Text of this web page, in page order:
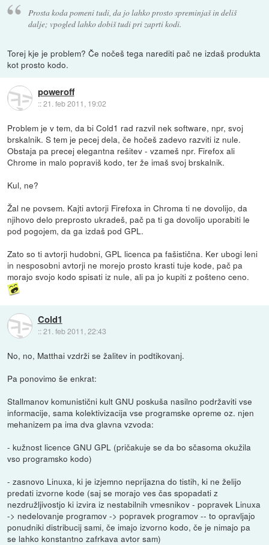
Prosta koda pomeni tudi, da jo lahko prosto spreminjaš in deliš
dalje; vpogled lahko dobiš tudi pri zaprti kodi.
Torej kje je problem? Če nočeš tega narediti pač ne izdaš produkta
kot prosto kodo.
poweroff
::21. feb 2011, 19:02
Problem je v tem, da bi Cold1 rad razvil nek software, npr, svoj
brskalnik. S tem je pecej dela, če hočeš zadevo razviti iz nule.
Obstaja pa precej elegantna rešitev - vzameš npr. Firefox ali
Chrome in malo popraviš kodo, ter že imaš svoj brskalnik.
Kul, ne?
Žal ne povsem. Kajti avtorji Firefoxa in Chroma ti ne dovolijo, da
njihovo delo preprosto ukradeš, pač pa ti ga dovolijo uporabiti le
pod pogojem, da ga izdaš pod GPL.
Zato so ti avtorji hudobni, GPL licenca pa fašistična. Ker ubogi leni
in nesposobni avtorji ne morejo prosto krasti tuje kode, pač pa
morajo svojo kodo spisati iz nule, ali pa jo kupiti z pošteno ceno.
Cold1
::21. feb 2011, 22:43
No, no, Matthai vzdrži se žalitev in podtikovanj.
Pa ponovimo še enkrat:
Stallmanov komunistični kult GNU poskuša nasilno podržaviti vse
informacije, sama kolektivizacija vse programske opreme oz. njen
mehanizem pa ima dva glavna vzvoda:
- kužnost licence GNU GPL (pričakuje se da bo sčasoma okužila
vso programsko kodo)
- zasnovo Linuxa, ki je izjemno neprijazna do tistih, ki ne želijo
predati izvorne kode (saj se morajo ves čas spopadati z
nezdružljivostjo ki izvira iz nestabilnih vmesnikov - popravek Linuxa
-> nedelovanje programov -> popravek programov -- to opravljajo
ponudniki distribucij sami, če imajo izvorno kodo, če je nimajo pa
se lahko konstantno zafrkava avtor sam)